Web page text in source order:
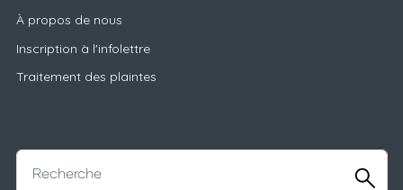
À propos de nous
Inscription à l'infolettre
Traitement des plaintes